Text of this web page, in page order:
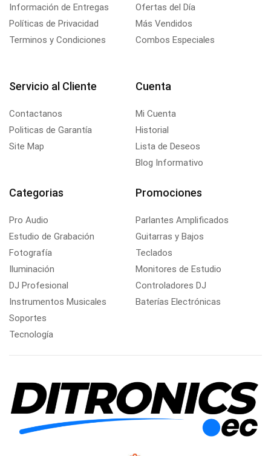
Información de Entregas
Políticas de Privacidad
Terminos y Condiciones
Ofertas del Día
Más Vendidos
Combos Especiales
Servicio al Cliente
Contactanos
Politicas de Garantía
Site Map
Cuenta
Mi Cuenta
Historial
Lista de Deseos
Blog Informativo
Categorias
Pro Audio
Estudio de Grabación
Fotografía
Iluminación
DJ Profesional
Instrumentos Musicales
Soportes
Tecnología
Promociones
Parlantes Amplificados
Guitarras y Bajos
Teclados
Monitores de Estudio
Controladores DJ
Baterías Electrónicas